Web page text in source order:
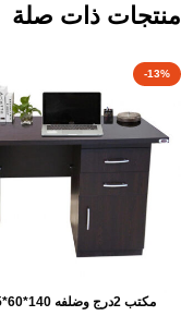
منتجات ذات صلة
-13%
مكتب 2درج وضلفه 140*60*75سم